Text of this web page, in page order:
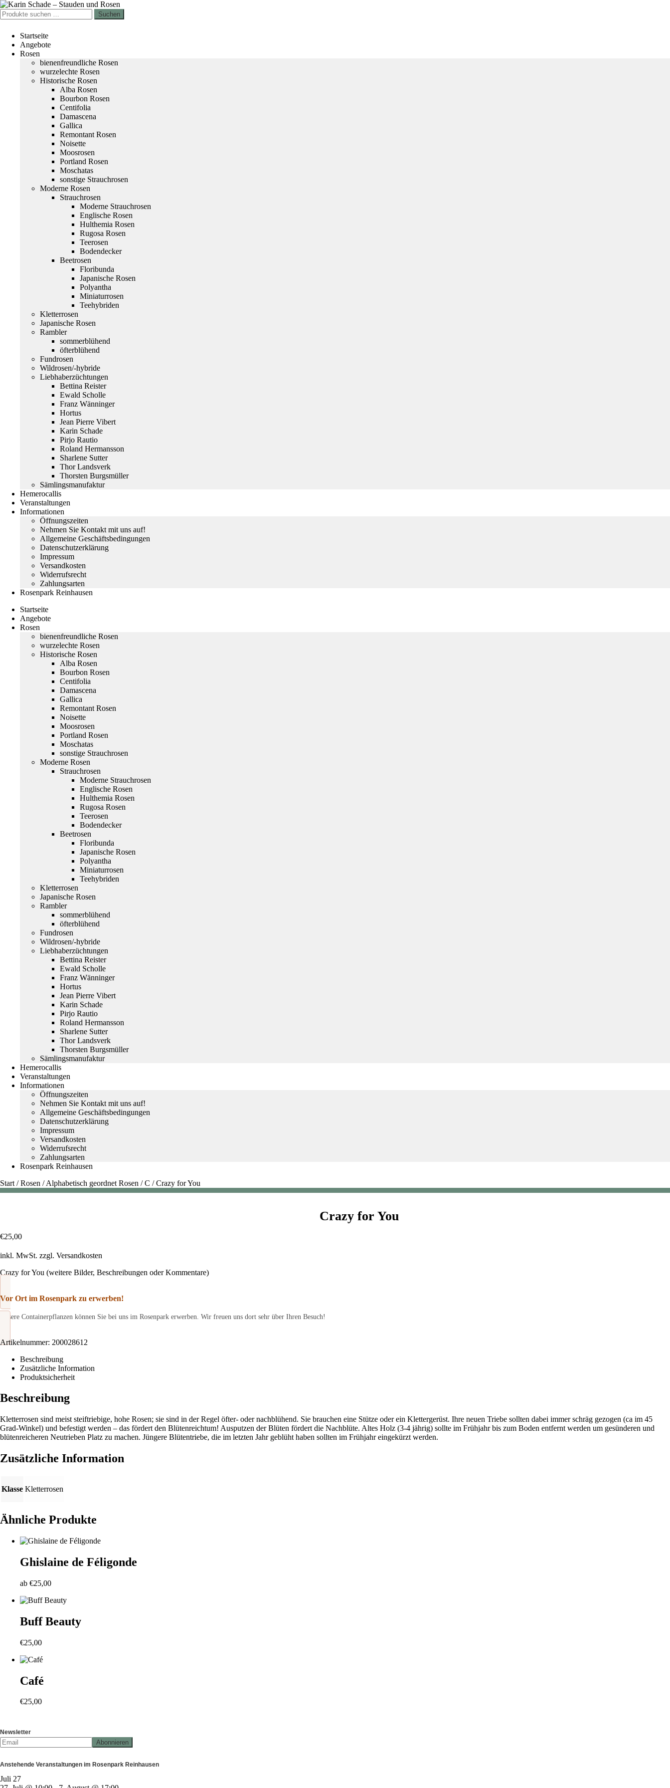
Zur
Navigation
springen
Zum
Inhalt
springen
Suchen
nach:
Suchen
Startseite
Angebote
Rosen
bienenfreundliche Rosen
wurzelechte Rosen
Historische Rosen
Alba Rosen
Bourbon Rosen
Centifolia
Damascena
Gallica
Remontant Rosen
Noisette
Moosrosen
Portland Rosen
Moschatas
sonstige Strauchrosen
Moderne Rosen
Strauchrosen
Moderne Strauchrosen
Englische Rosen
Hulthemia Rosen
Rugosa Rosen
Teerosen
Bodendecker
Beetrosen
Floribunda
Japanische Rosen
Polyantha
Miniaturrosen
Teehybriden
Kletterrosen
Japanische Rosen
Rambler
sommerblühend
öfterblühend
Fundrosen
Wildrosen/-hybride
Liebhaberzüchtungen
Bettina Reister
Ewald Scholle
Franz Wänninger
Hortus
Jean Pierre Vibert
Karin Schade
Pirjo Rautio
Roland Hermansson
Sharlene Sutter
Thor Landsverk
Thorsten Burgsmüller
Sämlingsmanufaktur
Hemerocallis
Veranstaltungen
Informationen
Öffnungszeiten
Nehmen Sie Kontakt mit uns auf!
Allgemeine Geschäftsbedingungen
Datenschutzerklärung
Impressum
Versandkosten
Widerrufsrecht
Zahlungsarten
Rosenpark Reinhausen
Startseite
Angebote
Rosen
bienenfreundliche Rosen
wurzelechte Rosen
Historische Rosen
Alba Rosen
Bourbon Rosen
Centifolia
Damascena
Gallica
Remontant Rosen
Noisette
Moosrosen
Portland Rosen
Moschatas
sonstige Strauchrosen
Moderne Rosen
Strauchrosen
Moderne Strauchrosen
Englische Rosen
Hulthemia Rosen
Rugosa Rosen
Teerosen
Bodendecker
Beetrosen
Floribunda
Japanische Rosen
Polyantha
Miniaturrosen
Teehybriden
Kletterrosen
Japanische Rosen
Rambler
sommerblühend
öfterblühend
Fundrosen
Wildrosen/-hybride
Liebhaberzüchtungen
Bettina Reister
Ewald Scholle
Franz Wänninger
Hortus
Jean Pierre Vibert
Karin Schade
Pirjo Rautio
Roland Hermansson
Sharlene Sutter
Thor Landsverk
Thorsten Burgsmüller
Sämlingsmanufaktur
Hemerocallis
Veranstaltungen
Informationen
Öffnungszeiten
Nehmen Sie Kontakt mit uns auf!
Allgemeine Geschäftsbedingungen
Datenschutzerklärung
Impressum
Versandkosten
Widerrufsrecht
Zahlungsarten
Rosenpark Reinhausen
Start /Rosen /Alphabetisch geordnet Rosen /C /Crazy for You
Crazy for You
€25,00
inkl. MwSt. zzgl. Versandkosten
Crazy for You (weitere Bilder, Beschreibungen oder Kommentare)
Vor Ort im Rosenpark zu erwerben!
Unsere Containerpflanzen können Sie bei uns im Rosenpark erwerben. Wir freuen uns dort sehr über Ihren Besuch!
Artikelnummer: 200028612
Beschreibung
Zusätzliche Information
Produktsicherheit
Beschreibung
Kletterrosen sind meist steiftriebige, hohe Rosen; sie sind in der Regel öfter- oder nachblühend. Sie brauchen eine Stütze oder ein Klettergerüst. Ihre neuen Triebe sollten dabei immer schräg gezogen (ca im 45
Grad-Winkel) und befestigt werden – das fördert den Blütenreichtum! Ausputzen der Blüten fördert die Nachblüte. Altes Holz (3-4 jährig) sollte im Frühjahr bis zum Boden entfernt werden um gesünderen und
blütenreicheren Neutrieben Platz zu machen. Jüngere Blütentriebe, die im letzten Jahr geblüht haben sollten im Frühjahr eingekürzt werden.
Zusätzliche Information
Klasse Kletterrosen
Ähnliche Produkte
Ghislaine de Féligonde
ab €25,00
Buff Beauty
€25,00
Café
€25,00
Newsletter
Anstehende Veranstaltungen im Rosenpark Reinhausen
Juli 27